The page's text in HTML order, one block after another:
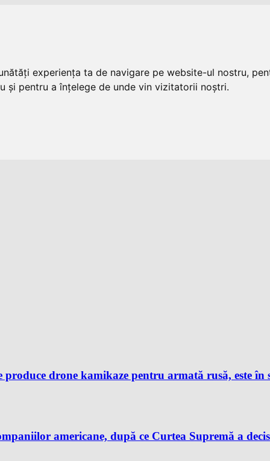
experiența ta de navigare pe website-ul nostru,
și pentru a înțelege de unde vin vizitatorii noștri.
drone kamikaze pentru armată rusă, este în
americane, după ce Curtea Supremă a